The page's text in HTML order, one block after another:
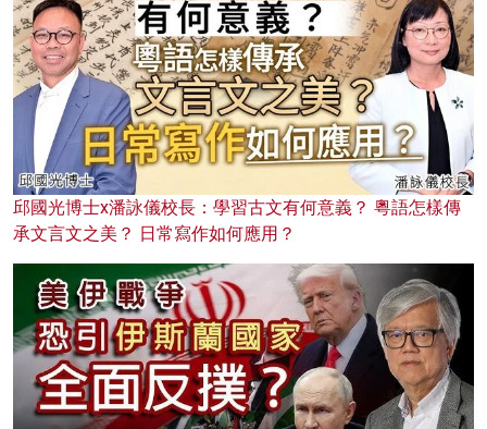
邱國光博士x潘詠儀校長：學習古文有何意義？ 粵語怎樣傳
承文言文之美？ 日常寫作如何應用？